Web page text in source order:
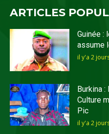
ARTICLES
Guinée :
assume
il y'a 2
Burkina
Culture
Pic
il y'a 2